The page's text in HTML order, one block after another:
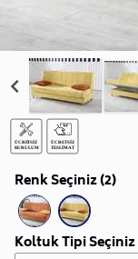
Renk Seçiniz (2)
Koltuk Tipi Seçiniz